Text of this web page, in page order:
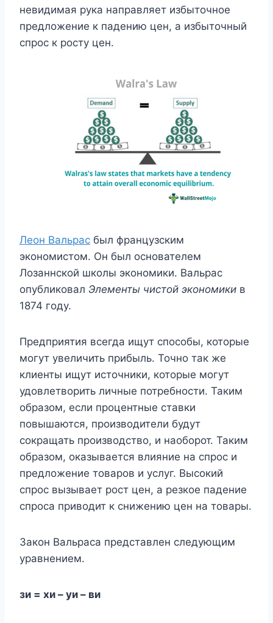
невидимая рука направляет избыточное
предложение к падению цен, а избыточный
спрос к росту цен.
Леон Вальрас был французским
экономистом. Он был основателем
Лозаннской школы экономики. Вальрас
опубликовал Элементы чистой экономики в
1874 году.
Предприятия всегда ищут способы, которые
могут увеличить прибыль. Точно так же
клиенты ищут источники, которые могут
удовлетворить личные потребности. Таким
образом, если процентные ставки
повышаются, производители будут
сокращать производство, и наоборот. Таким
образом, оказывается влияние на спрос и
предложение товаров и услуг. Высокий
спрос вызывает рост цен, а резкое падение
спроса приводит к снижению цен на товары.
Закон Вальраса представлен следующим
уравнением.
зи = хи – уи – ви